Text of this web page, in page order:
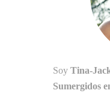
Soy Tina-
Sumergidos